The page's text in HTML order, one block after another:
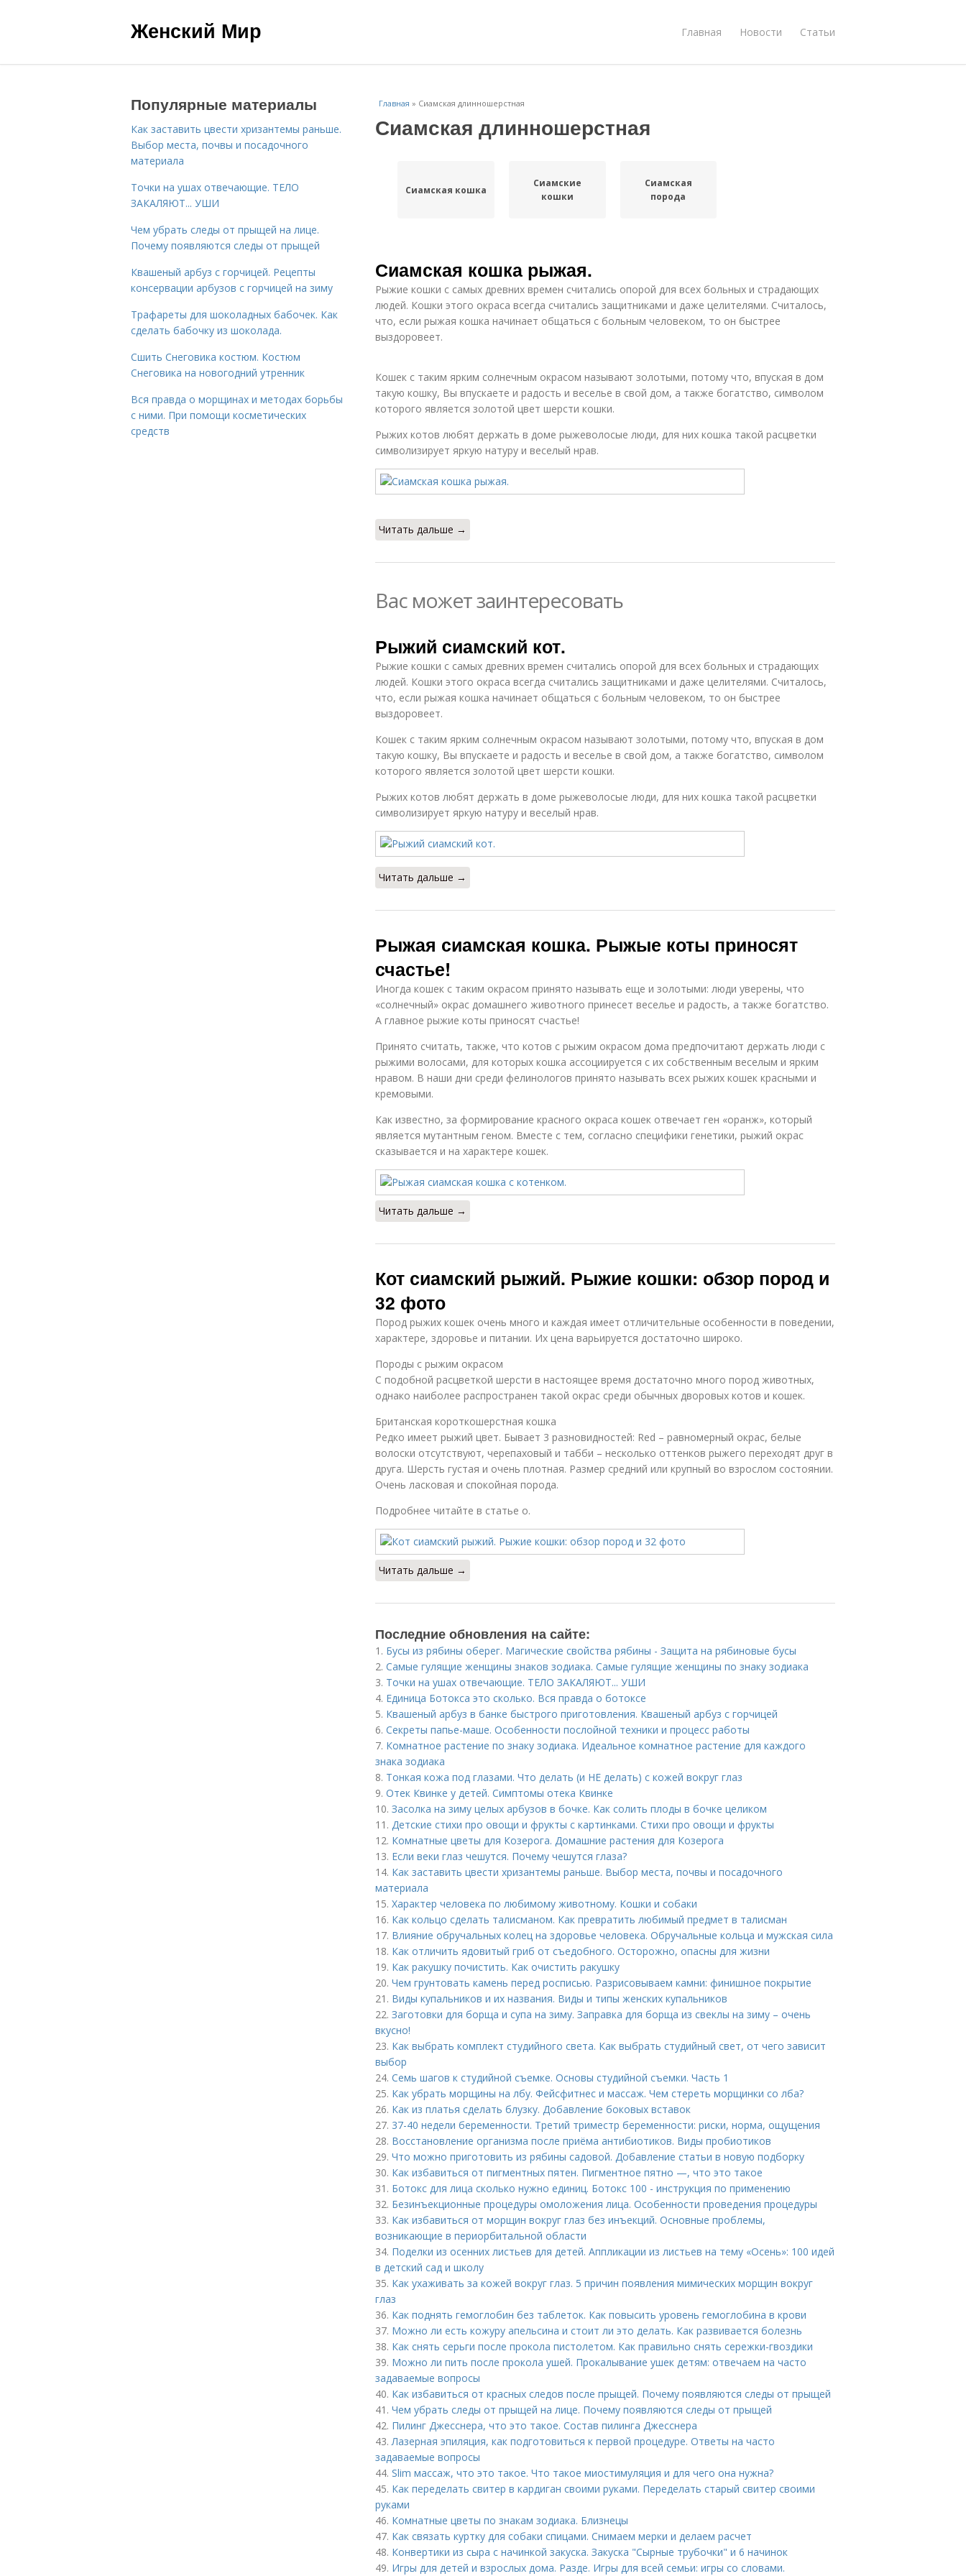
Женский Мир Главная Новости Статьи
Главная » Сиамская длинношерстная
Сиамская длинношерстная
Сиамская кошка
Сиамские
кошки
Сиамская
порода
Сиамская кошка рыжая.
Рыжие кошки с самых древних времен считались опорой для всех больных и страдающих
людей. Кошки этого окраса всегда считались защитниками и даже целителями. Считалось,
что, если рыжая кошка начинает общаться с больным человеком, то он быстрее
выздоровеет.
Кошек с таким ярким солнечным окрасом называют золотыми, потому что, впуская в дом
такую кошку, Вы впускаете и радость и веселье в свой дом, а также богатство, символом
которого является золотой цвет шерсти кошки.
Рыжих котов любят держать в доме рыжеволосые люди, для них кошка такой расцветки
символизирует яркую натуру и веселый нрав.
Читать дальше →
Вас может заинтересовать
Рыжий сиамский кот.
Рыжие кошки с самых древних времен считались опорой для всех больных и страдающих
людей. Кошки этого окраса всегда считались защитниками и даже целителями. Считалось,
что, если рыжая кошка начинает общаться с больным человеком, то он быстрее
выздоровеет.
Кошек с таким ярким солнечным окрасом называют золотыми, потому что, впуская в дом
такую кошку, Вы впускаете и радость и веселье в свой дом, а также богатство, символом
которого является золотой цвет шерсти кошки.
Рыжих котов любят держать в доме рыжеволосые люди, для них кошка такой расцветки
символизирует яркую натуру и веселый нрав.
Читать дальше →
Рыжая сиамская кошка. Рыжые коты приносят
счастье!
Иногда кошек с таким окрасом принято называть еще и золотыми: люди уверены, что
«солнечный» окрас домашнего животного принесет веселье и радость, а также богатство.
А главное рыжие коты приносят счастье!
Принято считать, также, что котов с рыжим окрасом дома предпочитают держать люди с
рыжими волосами, для которых кошка ассоциируется с их собственным веселым и ярким
нравом. В наши дни среди фелинологов принято называть всех рыжих кошек красными и
кремовыми.
Как известно, за формирование красного окраса кошек отвечает ген «оранж», который
является мутантным геном. Вместе с тем, согласно специфики генетики, рыжий окрас
сказывается и на характере кошек.
Читать дальше →
Кот сиамский рыжий. Рыжие кошки: обзор пород и
32 фото
Пород рыжих кошек очень много и каждая имеет отличительные особенности в поведении,
характере, здоровье и питании. Их цена варьируется достаточно широко.
Породы с рыжим окрасом
С подобной расцветкой шерсти в настоящее время достаточно много пород животных,
однако наиболее распространен такой окрас среди обычных дворовых котов и кошек.
Британская короткошерстная кошка
Редко имеет рыжий цвет. Бывает 3 разновидностей: Red – равномерный окрас, белые
волоски отсутствуют, черепаховый и табби – несколько оттенков рыжего переходят друг в
друга. Шерсть густая и очень плотная. Размер средний или крупный во взрослом состоянии.
Очень ласковая и спокойная порода.
Подробнее читайте в статье о.
Читать дальше →
Последние обновления на сайте:
1. Бусы из рябины оберег. Магические свойства рябины - Защита на рябиновые бусы
2. Самые гулящие женщины знаков зодиака. Самые гулящие женщины по знаку зодиака
3. Точки на ушах отвечающие. ТЕЛО ЗАКАЛЯЮТ... УШИ
4. Единица Ботокса это сколько. Вся правда о ботоксе
5. Квашеный арбуз в банке быстрого приготовления. Квашеный арбуз с горчицей
6. Секреты папье-маше. Особенности послойной техники и процесс работы
7. Комнатное растение по знаку зодиака. Идеальное комнатное растение для каждого
знака зодиака
8. Тонкая кожа под глазами. Что делать (и НЕ делать) с кожей вокруг глаз
9. Отек Квинке у детей. Симптомы отека Квинке
10. Засолка на зиму целых арбузов в бочке. Как солить плоды в бочке целиком
11. Детские стихи про овощи и фрукты с картинками. Стихи про овощи и фрукты
12. Комнатные цветы для Козерога. Домашние растения для Козерога
13. Если веки глаз чешутся. Почему чешутся глаза?
14. Как заставить цвести хризантемы раньше. Выбор места, почвы и посадочного
материала
15. Характер человека по любимому животному. Кошки и собаки
16. Как кольцо сделать талисманом. Как превратить любимый предмет в талисман
17. Влияние обручальных колец на здоровье человека. Обручальные кольца и мужская сила
18. Как отличить ядовитый гриб от съедобного. Осторожно, опасны для жизни
19. Как ракушку почистить. Как очистить ракушку
20. Чем грунтовать камень перед росписью. Разрисовываем камни: финишное покрытие
21. Виды купальников и их названия. Виды и типы женских купальников
22. Заготовки для борща и супа на зиму. Заправка для борща из свеклы на зиму – очень
вкусно!
23. Как выбрать комплект студийного света. Как выбрать студийный свет, от чего зависит
выбор
24. Семь шагов к студийной съемке. Основы студийной съемки. Часть 1
25. Как убрать морщины на лбу. Фейсфитнес и массаж. Чем стереть морщинки со лба?
26. Как из платья сделать блузку. Добавление боковых вставок
27. 37-40 недели беременности. Третий триместр беременности: риски, норма, ощущения
28. Восстановление организма после приёма антибиотиков. Виды пробиотиков
29. Что можно приготовить из рябины садовой. Добавление статьи в новую подборку
30. Как избавиться от пигментных пятен. Пигментное пятно —, что это такое
31. Ботокс для лица сколько нужно единиц. Ботокс 100 - инструкция по применению
32. Безинъекционные процедуры омоложения лица. Особенности проведения процедуры
33. Как избавиться от морщин вокруг глаз без инъекций. Основные проблемы,
возникающие в периорбитальной области
34. Поделки из осенних листьев для детей. Аппликации из листьев на тему «Осень»: 100 идей
в детский сад и школу
35. Как ухаживать за кожей вокруг глаз. 5 причин появления мимических морщин вокруг
глаз
36. Как поднять гемоглобин без таблеток. Как повысить уровень гемоглобина в крови
37. Можно ли есть кожуру апельсина и стоит ли это делать. Как развивается болезнь
38. Как снять серьги после прокола пистолетом. Как правильно снять сережки-гвоздики
39. Можно ли пить после прокола ушей. Прокалывание ушек детям: отвечаем на часто
задаваемые вопросы
40. Как избавиться от красных следов после прыщей. Почему появляются следы от прыщей
41. Чем убрать следы от прыщей на лице. Почему появляются следы от прыщей
42. Пилинг Джесснера, что это такое. Состав пилинга Джесснера
43.Лазерная эпиляция, как подготовиться к первой процедуре. Ответы на часто
задаваемые вопросы
44. Slim массаж, что это такое. Что такое миостимуляция и для чего она нужна?
45. Как переделать свитер в кардиган своими руками. Переделать старый свитер своими
руками
46. Комнатные цветы по знакам зодиака. Близнецы
47. Как связать куртку для собаки спицами. Снимаем мерки и делаем расчет
48. Конвертики из сыра с начинкой закуска. Закуска "Сырные трубочки" и 6 начинок
49. Игры для детей и взрослых дома. Разде. Игры для всей семьи: игры со словами.
Популярные материалы
Как заставить цвести хризантемы раньше.
Выбор места, почвы и посадочного
материала
Точки на ушах отвечающие. ТЕЛО
ЗАКАЛЯЮТ... УШИ
Чем убрать следы от прыщей на лице.
Почему появляются следы от прыщей
Квашеный арбуз с горчицей. Рецепты
консервации арбузов с горчицей на зиму
Трафареты для шоколадных бабочек. Как
сделать бабочку из шоколада.
Сшить Снеговика костюм. Костюм
Снеговика на новогодний утренник
Вся правда о морщинах и методах борьбы
с ними. При помощи косметических
средств